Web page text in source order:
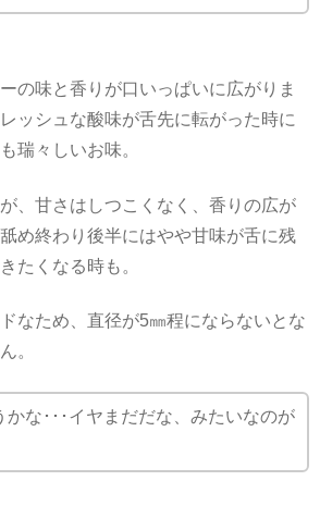
の味と香りが口いっぱいに広がりま
ッシュな酸味が舌先に転がった時に
瑞々しいお味。
、甘さはしつこくなく、香りの広が
め終わり後半にはやや甘味が舌に残
たくなる時も。
なため、直径が5㎜程にならないとな
。
かな･･･イヤまだだな、みたいなのが